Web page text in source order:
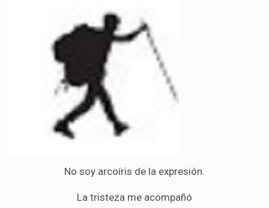
No soy arcoíris de la expresión.
La tristeza me acompañó